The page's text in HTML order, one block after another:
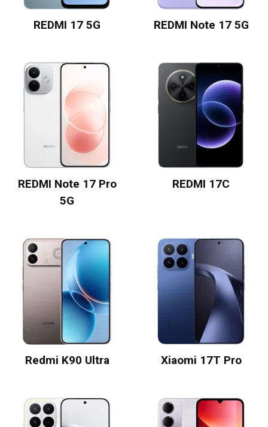
REDMI 17 5G REDMI Note 17 5G
REDMI Note 17 Pro
5G
REDMI 17C
Redmi K90 Ultra Xiaomi 17T Pro